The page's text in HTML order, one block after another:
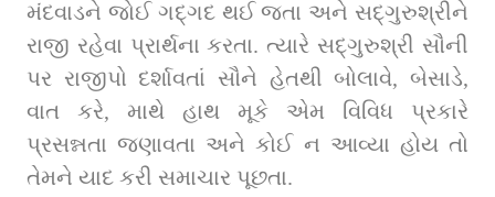
મંદવાડને જોઈ ગદ્‌ગદ થઈ જતા અને સદ્‌ગુરુશ્રીને
રાજી રહેવા પ્રાર્થના કરતા. ત્યારે સદ્‌ગુરુશ્રી સૌની
પર રાજીપો દર્શાવતાં સૌને હેતથી બોલાવે, બેસાડે,
વાત કરે, માથે હાથ મૂકે એમ વિવિધ પ્રકારે
પ્રસન્નતા જણાવતા અને કોઈ ન આવ્યા હોય તો
તેમને યાદ કરી સમાચાર પૂછતા.